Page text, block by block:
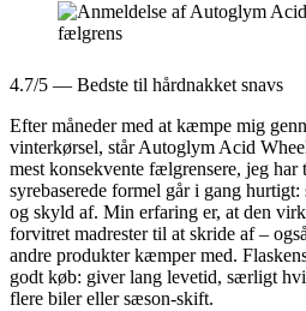
4.7/5 — Bedste til hårdnakket snavs
Efter måneder med at kæmpe mig
vinterkørsel, står Autoglym Acid
mest konsekvente fælgrensere, jeg har
syrebaserede formel går i gang
og skyld af. Min erfaring er, at den
forvitret madrester til at skride af –
andre produkter kæmper med.
godt køb: giver lang levetid, særligt
flere biler eller sæson-skift.